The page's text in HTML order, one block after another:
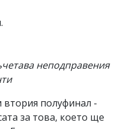
неподправения
полуфинал -
за това, което ще